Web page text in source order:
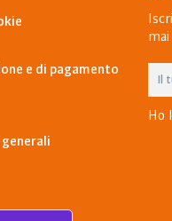
e di pagamento
Ho